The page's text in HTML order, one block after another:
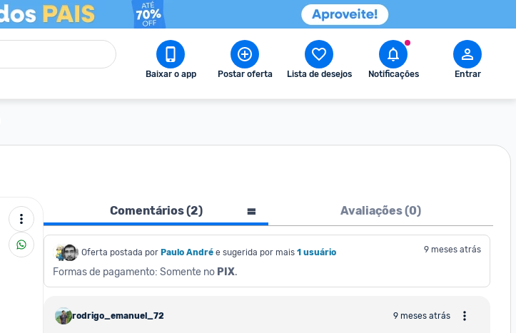
Baixar o app Postar oferta Lista de desejos Notificações Entrar
Comentários (2) Avaliações (0)
Oferta postada por Paulo André e sugerida por mais 1 usuário 9 meses atrás
Formas de pagamento: Somente no PIX.
rodrigo_emanuel_729892 9 meses atrás